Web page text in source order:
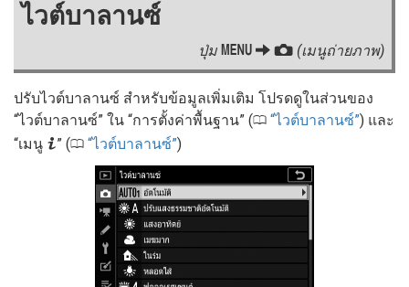
ไวต์บาลานซ์
ปุ่ม G C (เมนูถ่ายภาพ)
ปรับไวต์บาลานซ์ สำหรับข้อมูลเพิ่มเติม โปรดดูในส่วนของ
“ไวต์บาลานซ์” ใน “การตั้งค่าพื้นฐาน” (0 ไวต์บาลานซ์ ) และ
“เมนู i” (0 ไวต์บาลานซ์ )